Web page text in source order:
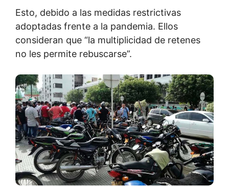
Esto, debido a las medidas restrictivas
adoptadas frente a la pandemia. Ellos
consideran que “la multiplicidad de retenes
no les permite rebuscarse”.